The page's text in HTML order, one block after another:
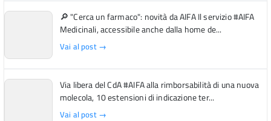
🔎 "Cerca un farmaco": novità da AIFA Il servizio #AIFA
Medicinali, accessibile anche dalla home de...
Vai al post →
Via libera del CdA #AIFA alla rimborsabilità di una nuova
molecola, 10 estensioni di indicazione ter...
Vai al post →